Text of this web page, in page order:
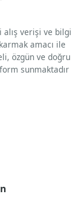
verişi ve bilgi
amacı ile
özgün ve doğru
sunmaktadır